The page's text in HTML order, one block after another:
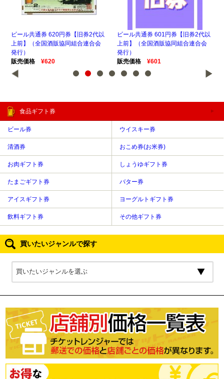
ビール共通券 620円券【旧券2代以
上前】（全国酒販協同組合連合会
発行）
販売価格
¥620
ビール共通券 601円券【旧券2代以
上前】（全国酒販協同組合連合会
発行）
販売価格
¥601
食品ギフト券
ビール券 ウイスキー券
清酒券 おこめ券(お米券)
お肉ギフト券 しょうゆギフト券
たまごギフト券 バター券
アイスギフト券 ヨーグルトギフト券
飲料ギフト券 その他ギフト券
買いたいジャンルで探す